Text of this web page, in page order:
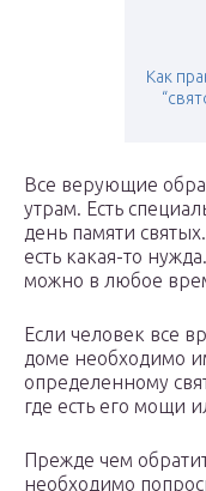
Как
Все верующие
утрам. Есть
день памяти
есть какая-то
можно в любое
Если человек все
доме необходимо
определенному
где есть его мощи
Прежде чем
необходимо